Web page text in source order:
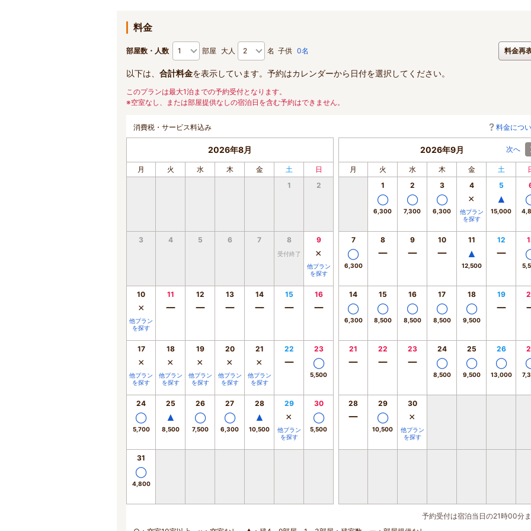
料金
部屋数・人数 部屋 大人 名 子供 0名 料金再
以下は、 合計料金を表示しています。予約はカレンダーから日付を選択してください。
このプランは最大1泊までの予約受付となります。
※空室なし、または部屋提供なしの宿泊日を含む予約はできません。
消費税・サービス料込み 料金につ
2026年8月
月 火 水 木 金 土
日
1
2
3 4 5 6 7 8
受付終了
9
×
他プラン
を探す
10
×
他プラン
を探す
11
ー
12
ー
13
ー
14
ー
15
ー
16
ー
17
×
他プラン
を探す
18
×
他プラン
を探す
19
×
他プラン
を探す
20
×
他プラン
を探す
21
×
他プラン
を探す
22
ー
23
◯
5,500
24
◯
5,700
25
▲
8,500
26
◯
7,500
27
◯
6,300
28
▲
10,500
29
×
他プラン
を探す
30
◯
5,500
31
◯
4,800
2026年9月 次へ
月 火 水 木 金 土
1
◯
6,300
2
◯
7,300
3
◯
6,300
4
×
他プラン
を探す
5
▲
15,000
7
◯
6,300
8
ー
9
ー
10
ー
11
▲
12,500
12
ー
14
◯
6,300
15
◯
8,500
16
◯
8,500
17
◯
8,500
18
◯
9,500
19
ー
21
ー
22
ー
23
ー
24
◯
8,500
25
◯
9,500
26
◯
13,000
28
ー
29
◯
10,500
30
×
他プラン
を探す
予約受付は宿泊当日の21時00分